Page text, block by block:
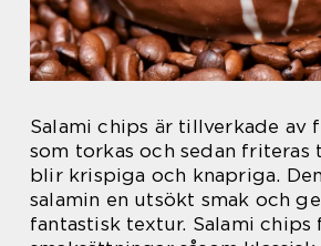
Salami chips är tillverkade av
som torkas och sedan friteras
blir krispiga och knapriga.
salamin en utsökt smak och
fantastisk textur. Salami chips